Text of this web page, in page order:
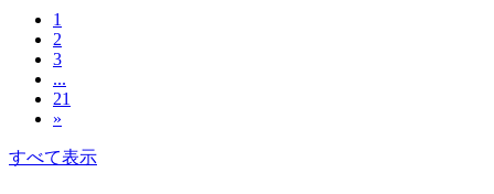
1
2
3
...
21
»
すべて表示